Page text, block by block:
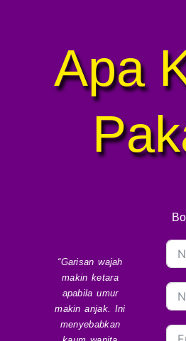
Apa
“Garisan wajah
makin ketara
apabila umur
makin anjak. Ini
menyebabkan